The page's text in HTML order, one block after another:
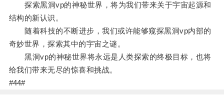
探索黑洞vp的神秘世界，将为我们带来关于宇宙起源和
结构的新认识。
随着科技的不断进步，我们或许能够窥探黑洞vp内部的
奇妙世界，探索其中的宇宙之谜。
黑洞vp的神秘世界将永远是人类探索的终极目标，也将
给我们带来无尽的惊喜和挑战。
#44#